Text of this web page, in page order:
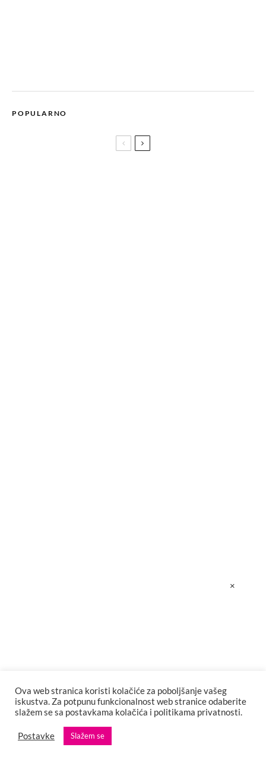
POPULARNO
Ova web stranica koristi kolačiće za poboljšanje vašeg
iskustva. Za potpunu funkcionalnost web stranice odaberite
slažem se sa postavkama kolačića i politikama privatnosti.
Postavke Slažem se
×